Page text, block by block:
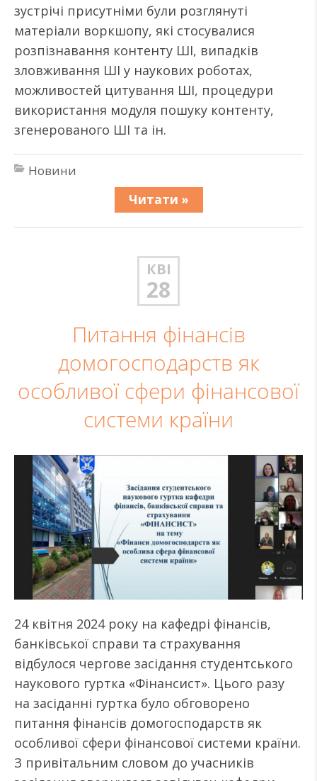
зустрічі присутніми були розглянуті
матеріали воркшопу, які стосувалися
розпізнавання контенту ШІ, випадків
зловживання ШІ у наукових роботах,
можливостей цитування ШІ, процедури
використання модуля пошуку контенту,
згенерованого ШІ та ін.
Новини
Читати »
КВІ
28
Питання фінансів
домогосподарств як
особливої сфери фінансової
системи країни
24 квітня 2024 року на кафедрі фінансів,
банківської справи та страхування
відбулося чергове засідання студентського
наукового гуртка «Фінансист». Цього разу
на засіданні гуртка було обговорено
питання фінансів домогосподарств як
особливої сфери фінансової системи країни.
З привітальним словом до учасників